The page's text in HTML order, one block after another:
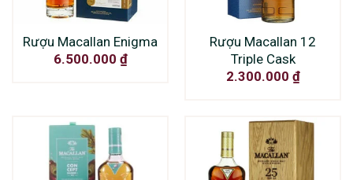
Rượu Macallan Enigma
6.500.000 ₫
Rượu Macallan 12
Triple Cask
2.300.000 ₫